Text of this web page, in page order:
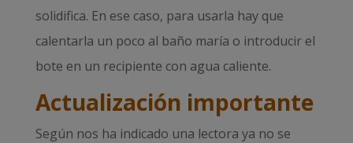
solidifica. En ese caso, para usarla hay que
calentarla un poco al baño maría o introducir el
bote en un recipiente con agua caliente.
Actualización importante
Según nos ha indicado una lectora ya no se